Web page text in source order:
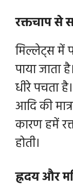
रक्तचाप से
मिल्लेट्स में
पाया जाता
धीरे पचता
आदि की
कारण हमें
होती।
ह्रदय और